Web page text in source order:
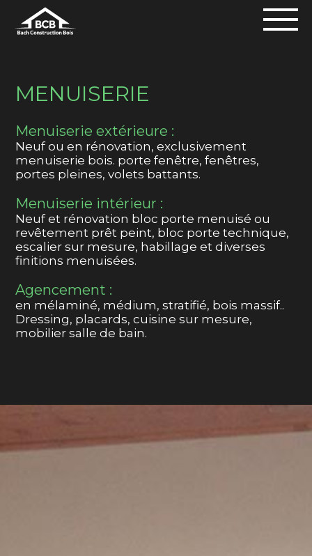
MENUISERIE
Menuiserie extérieure :
Neuf ou en rénovation, exclusivement
menuiserie bois. porte fenêtre, fenêtres,
portes pleines, volets battants.
Menuiserie intérieur :
Neuf et rénovation bloc porte menuisé ou
revêtement prêt peint, bloc porte technique,
escalier sur mesure, habillage et diverses
finitions menuisées.
Agencement :
en mélaminé, médium, stratifié, bois massif..
Dressing, placards, cuisine sur mesure,
mobilier salle de bain.